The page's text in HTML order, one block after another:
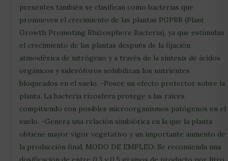
presentes también se clasifican como bacterias que
promueven el crecimiento de las plantas PGPRB (Plant
Growth Promoting Rhizosphere Bacteria), ya que estimulan
el crecimiento de las plantas después de la fijación
atmosférica de nitrógeno y a través de la síntesis de ácidos
orgánicos y sideróforos solubilizan los nutrientes
bloqueados en el suelo. -Posee un efecto protector sobre la
planta. La bacteria rizosfera protege a las raíces
compitiendo con posibles microorganismos patógenos en el
suelo. -Genera una relación simbiótica en la que la planta
obtiene mayor vigor vegetativo y un importante aumento de
la producción final. MODO DE EMPLEO: Se recomienda una